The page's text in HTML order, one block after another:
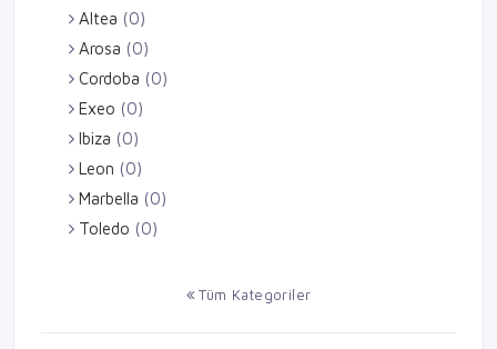
Altea (0)
Arosa (0)
Cordoba (0)
Exeo (0)
Ibiza (0)
Leon (0)
Marbella (0)
Toledo (0)
Tüm Kategoriler